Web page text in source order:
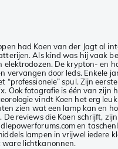
had Koen van der Jagt al
Als kind was hij vaak
elektrodozen. De krypton- en
vervangen door leds. Enkele
“professionele” spul. Zijn
Ook fotografie is één van zijn
vindt Koen het erg
zien wat een lamp kan en
De reviews die Koen schrijft,
en
lampen in vrijwel iedere
lichtkanonnen.